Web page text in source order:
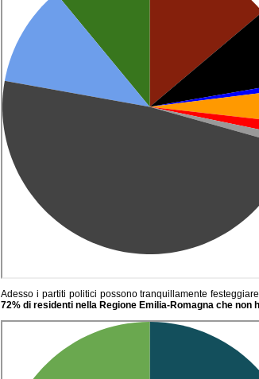
Adesso i partiti politici possono tranquillamente
72% di residenti nella Regione Emilia-Romagna che